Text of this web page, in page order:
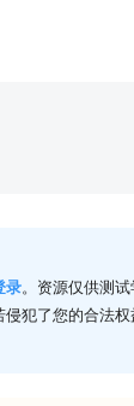
录。资源仅供测
犯了您的合法权